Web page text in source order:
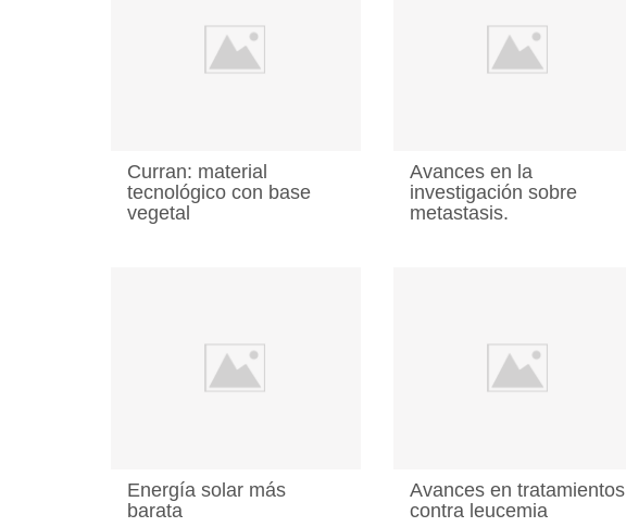
Curran: material
tecnológico con base
vegetal
Avances en la
investigación sobre
metastasis.
Energía solar más
barata
Avances en tratamientos
contra leucemia